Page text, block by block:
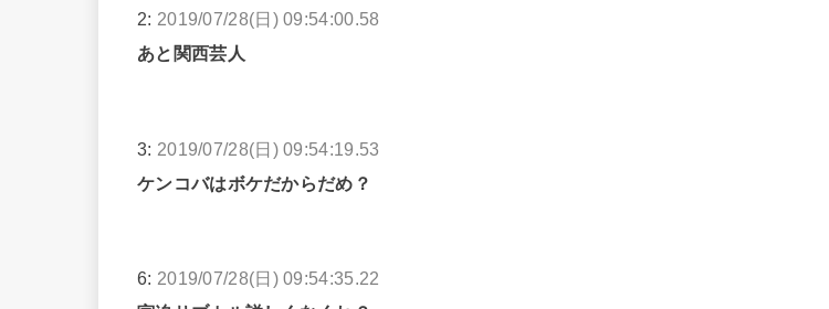
2: 2019/07/28(日) 09:54:00.58
あと関西芸人
3: 2019/07/28(日) 09:54:19.53
ケンコバはボケだからだめ？
6: 2019/07/28(日) 09:54:35.22